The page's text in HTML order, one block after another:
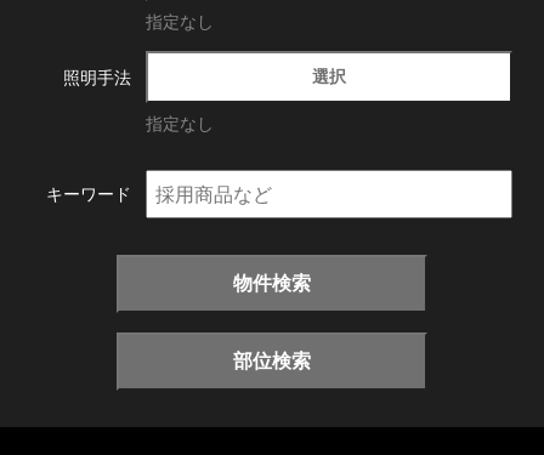
指定なし
照明手法 選択
指定なし
キーワード
物件検索
部位検索